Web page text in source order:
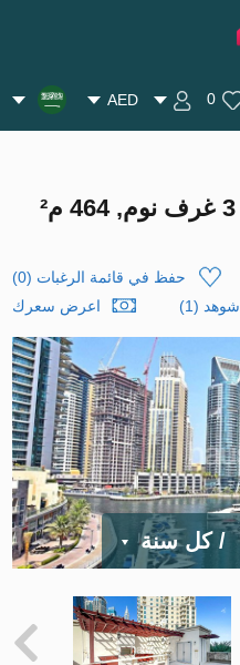
0
AED
فيلا في مرسى دبي, دبي 3 غرف نوم, 464 م²
حفظ في قائمة الرغبات (
0
)
شوهد (1)
اعرض سعرك
/ كل سنة